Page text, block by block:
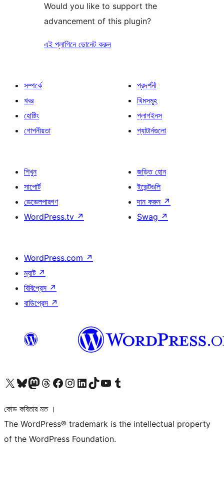
Would you like to support the
advancement of this plugin?
এই প্লাগিনে ডোনেট করুন
সম্পর্কে
খবর
হোষ্টিং
গোপনীয়তা
প্রদর্শনী
থিমসমূহ
প্লাগইনস
প্যাটার্নগুলো
শিখুন
সাপোর্ট
ডেভেলপারগণ
WordPress.tv ↗
জড়িত হোন
ইভেন্টগুলি
দান করুন ↗
Swag ↗
WordPress.com ↗
ম্যাট ↗
বিবিপ্রেস ↗
বাডিপ্রেস ↗
আমাদের X (আগের টুইটার) অ্যাকাউন্টে যানআমাদের Bluesky অ্যাকাউন্টটি দেখুনআমাদের মাস্টোডন অ্যাকাউন্টটি দেখুনআমাদের থ্রেডস অ্যাকাউন্টটি দেখুনআমাদের ফেসবুক পেজ দেখুনআমাদের ইন্সটাগ্রাম অ্যাকাউন্ট দেখুনআমাদের লিঙ্কডইন অ্যাকাউন্টে যানআমাদের TikTok অ্যাকাউন্টটি দেখুনআমাদের ইউটিউব চ্যানেলে যান আমাদের টাম্বলার অ্যাকাউন্ট দেখুন
কোড কবিতার মত ।
The WordPress® trademark is the intellectual property
of the WordPress Foundation.